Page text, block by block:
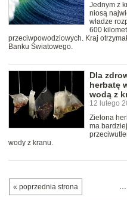
Jednym z
niosą
władze
600
przeciwpowodziowych. Kraj
Banku Światowego.
Dla
herbatę
wodą z
12 lutego
Zielona
ma
wody z kranu.
« poprzednia strona …